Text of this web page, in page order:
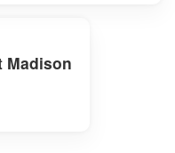
Madison